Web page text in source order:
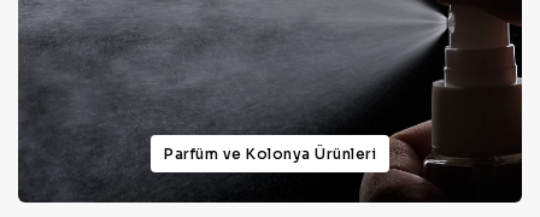
Parfüm ve Kolonya Ürünleri